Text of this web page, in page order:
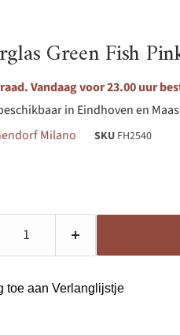
Green Fish
Vandaag voor 23.00 uur
in Eindhoven en
Milano SKU FH2540
toe aan Verlanglijstje